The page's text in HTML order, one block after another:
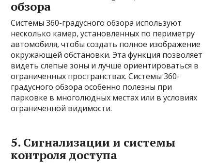
обзора
Системы 360-градусного обзора используют
несколько камер, установленных по периметру
автомобиля, чтобы создать полное изображение
окружающей обстановки. Эта функция позволяет
видеть слепые зоны и лучше ориентироваться в
ограниченных пространствах. Системы 360-
градусного обзора особенно полезны при
парковке в многолюдных местах или в условиях
ограниченной видимости.
5. Сигнализации и системы
контроля доступа